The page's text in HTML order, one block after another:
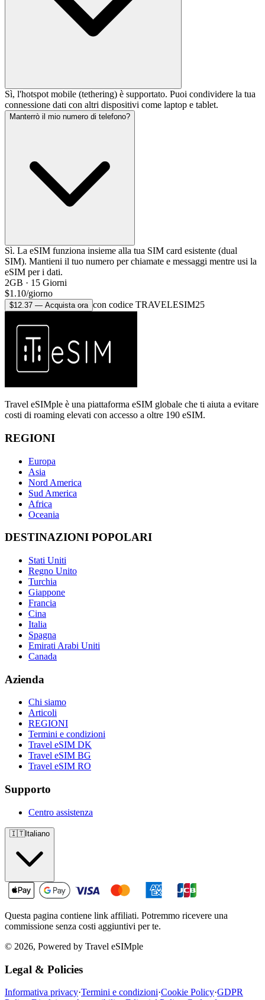
Sì, l'hotspot mobile (tethering) è supportato. Puoi condividere la tua
connessione dati con altri dispositivi come laptop e tablet.
Manterrò il mio numero di telefono?
Sì. La eSIM funziona insieme alla tua SIM card esistente (dual
SIM). Mantieni il tuo numero per chiamate e messaggi mentre usi la
eSIM per i dati.
2GB · 15 Giorni
$1.10/giorno
$12.37 — Acquista ora con codice TRAVELESIM25
Travel eSIMple è una piattaforma eSIM globale che ti aiuta a evitare
costi di roaming elevati con accesso a oltre 190 eSIM.
REGIONI
Europa
Asia
Nord America
Sud America
Africa
Oceania
DESTINAZIONI POPOLARI
Stati Uniti
Regno Unito
Turchia
Giappone
Francia
Cina
Italia
Spagna
Emirati Arabi Uniti
Canada
Azienda
Chi siamo
Articoli
REGIONI
Termini e condizioni
Travel eSIM DK
Travel eSIM BG
Travel eSIM RO
Supporto
Centro assistenza
🇮🇹Italiano
Questa pagina contiene link affiliati. Potremmo ricevere una
commissione senza costi aggiuntivi per te.
© 2026, Powered by Travel eSIMple
Legal & Policies
Informativa privacy·Termini e condizioni·Cookie Policy·GDPR